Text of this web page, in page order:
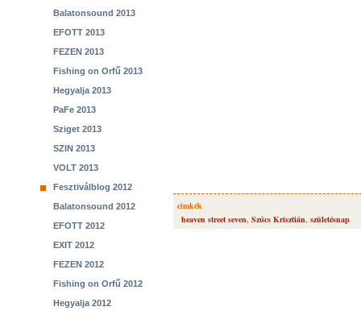
Balatonsound 2013
EFOTT 2013
FEZEN 2013
Fishing on Orfű 2013
Hegyalja 2013
PaFe 2013
Sziget 2013
SZIN 2013
VOLT 2013
Fesztiválblog 2012
Balatonsound 2012
EFOTT 2012
EXIT 2012
FEZEN 2012
Fishing on Orfű 2012
Hegyalja 2012
cimkék
heaven street seven, Szűcs Krisztián, születésnap